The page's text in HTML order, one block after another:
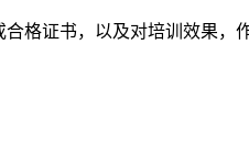
格证书，以及对培训效果